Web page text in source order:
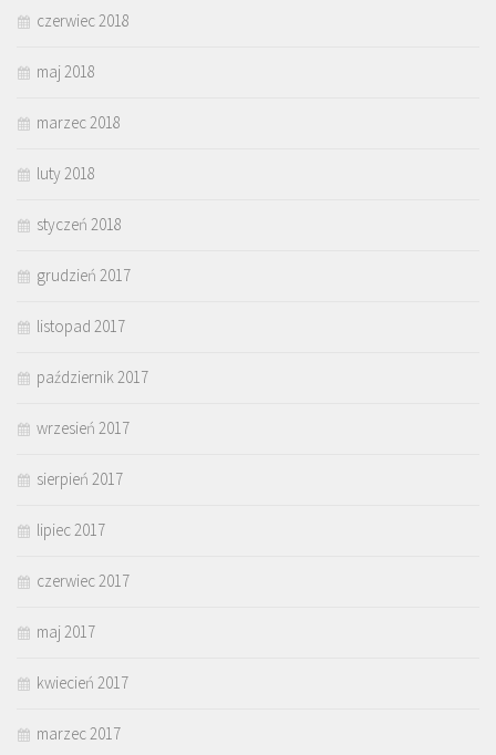
czerwiec 2018
maj 2018
marzec 2018
luty 2018
styczeń 2018
grudzień 2017
listopad 2017
październik 2017
wrzesień 2017
sierpień 2017
lipiec 2017
czerwiec 2017
maj 2017
kwiecień 2017
marzec 2017